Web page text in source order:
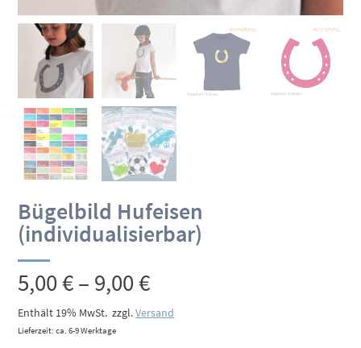
Bügelbild Hufeisen
(individualisierbar)
5,00€– 9,00€Preisspanne:
5,00 €
Enthält 19% MwSt. zzgl.Versand
Lieferzeit: ca. 6-9 Werktage